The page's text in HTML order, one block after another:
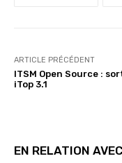
ARTICLE PRÉCÉDENT
ITSM Open Source :
iTop 3.1
EN RELATION